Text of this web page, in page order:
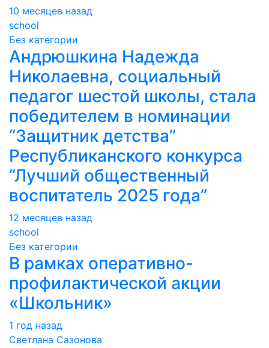
10 месяцев назад
school
Без категории
Андрюшкина Надежда
Николаевна, социальный
педагог шестой школы, стала
победителем в номинации
“Защитник детства”
Республиканского конкурса
“Лучший общественный
воспитатель 2025 года”
12 месяцев назад
school
Без категории
В рамках оперативно-
профилактической акции
«Школьник»
1 год назад
Светлана Сазонова